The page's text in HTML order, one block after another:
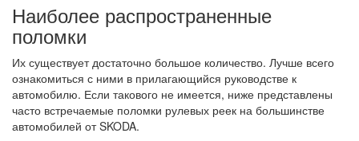
Наиболее распространенные
поломки
Их существует достаточно большое количество. Лучше всего
ознакомиться с ними в прилагающийся руководстве к
автомобилю. Если такового не имеется, ниже представлены
часто встречаемые поломки рулевых реек на большинстве
автомобилей от SKODA.